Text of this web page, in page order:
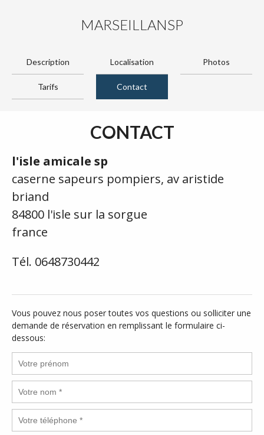
MARSEILLANSP
Description Localisation Photos
Tarifs Contact
CONTACT
l'isle amicale sp
caserne sapeurs pompiers, av aristide
briand
84800 l'isle sur la sorgue
france
Tél. 0648730442
Vous pouvez nous poser toutes vos questions ou solliciter une
demande de réservation en remplissant le formulaire ci-
dessous: